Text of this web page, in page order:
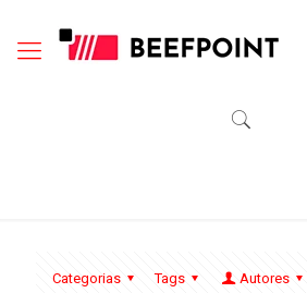
Categorias Tags Autores